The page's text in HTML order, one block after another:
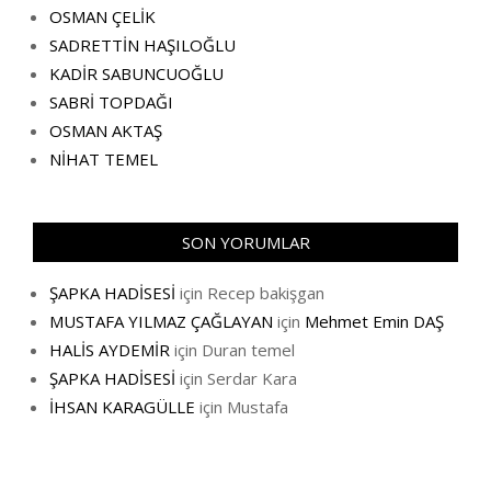
OSMAN ÇELİK
SADRETTİN HAŞILOĞLU
KADİR SABUNCUOĞLU
SABRİ TOPDAĞI
OSMAN AKTAŞ
NİHAT TEMEL
SON YORUMLAR
ŞAPKA HADİSESİ için Recep bakişgan
MUSTAFA YILMAZ ÇAĞLAYAN için Mehmet Emin DAŞ
HALİS AYDEMİR için Duran temel
ŞAPKA HADİSESİ için Serdar Kara
İHSAN KARAGÜLLE için Mustafa